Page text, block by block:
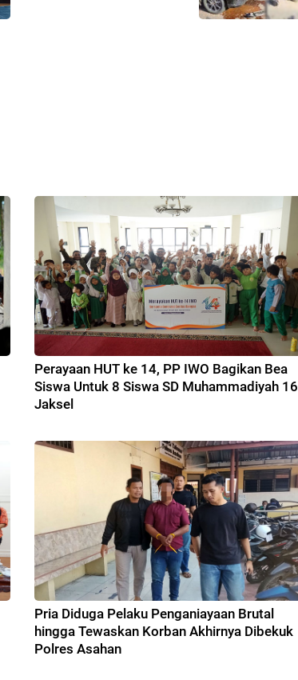
Perayaan HUT ke 14, PP IWO Bagikan Bea
Siswa Untuk 8 Siswa SD Muhammadiyah 16
Jaksel
Pria Diduga Pelaku Penganiayaan Brutal
hingga Tewaskan Korban Akhirnya Dibekuk
Polres Asahan